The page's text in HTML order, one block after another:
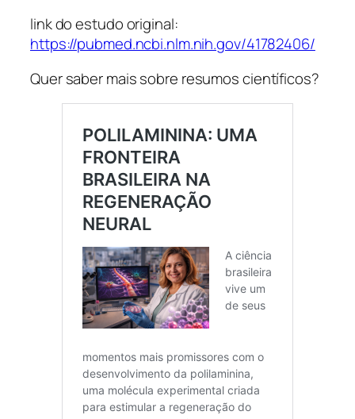
link do estudo original:
https://pubmed.ncbi.nlm.nih.gov/41782406/
Quer saber mais sobre resumos científicos?